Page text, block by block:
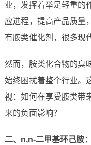
业，发挥着举足轻重的
应进程，提高产品质量
有胺类催化剂，很多现
然而，胺类化合物的臭
始终困扰着整个行业。
视：如何在享受胺类带
来的负面影响？
二、n,n-二甲基环己胺